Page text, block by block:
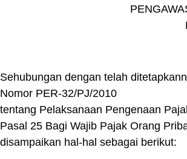
Sehubungan dengan telah
Nomor PER-32/PJ/2010
tentang Pelaksanaan Pengenaan
Pasal 25 Bagi Wajib Pajak Orang
disampaikan hal-hal sebagai berikut: